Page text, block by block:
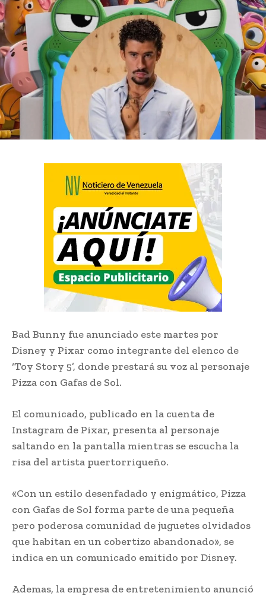
Bad Bunny fue anunciado este martes por
Disney y Pixar como integrante del elenco de
‘Toy Story 5’, donde prestará su voz al personaje
Pizza con Gafas de Sol.
El comunicado, publicado en la cuenta de
Instagram de Pixar, presenta al personaje
saltando en la pantalla mientras se escucha la
risa del artista puertorriqueño.
«Con un estilo desenfadado y enigmático, Pizza
con Gafas de Sol forma parte de una pequeña
pero poderosa comunidad de juguetes olvidados
que habitan en un cobertizo abandonado», se
indica en un comunicado emitido por Disney.
Ademas, la empresa de entretenimiento anunció